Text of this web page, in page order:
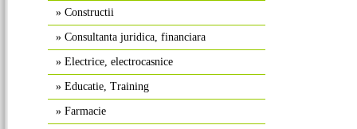
» Constructii
» Consultanta juridica, financiara
» Electrice, electrocasnice
» Educatie, Training
» Farmacie